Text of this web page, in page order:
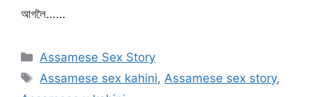
আগলৈ……
Categories
Assamese Sex Story
Tags
Assamese sex kahini,Assamese sex story,